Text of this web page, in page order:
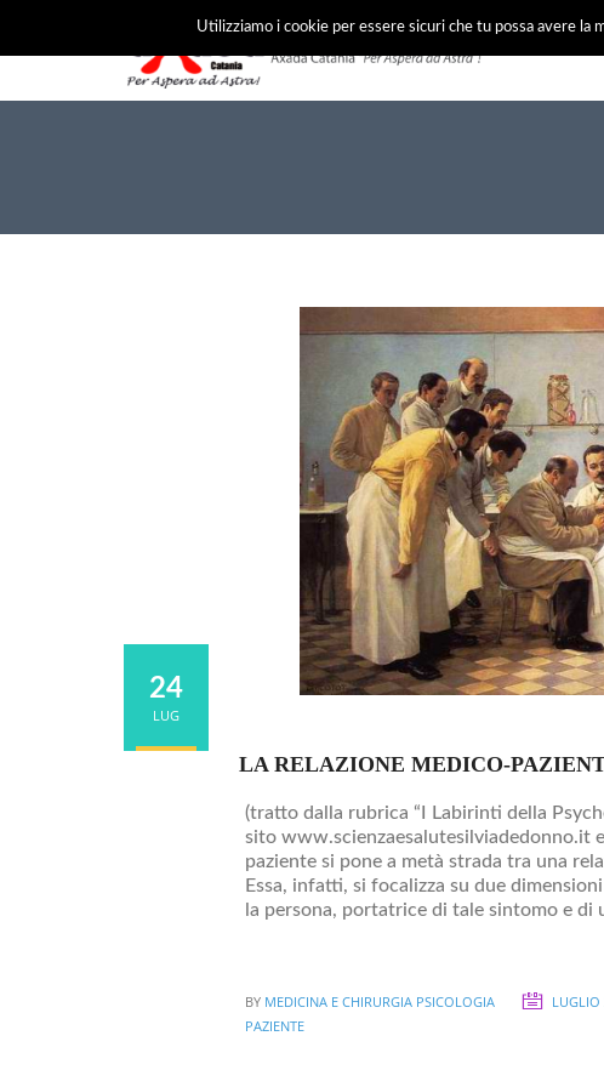
24
LUG
LA RELAZIONE MEDICO-
(tratto dalla rubrica “I Labirinti della
sito www.scienzaesalutesilviadedonno.it
paziente si pone a metà strada tra una
Essa, infatti, si focalizza su due
la persona, portatrice di tale sintomo e
BY MEDICINA E CHIRURGIA PSICOLOGIA
PAZIENTE
Utilizziamo i cookie per essere sicuri che tu possa avere